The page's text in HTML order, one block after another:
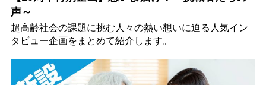
声～
超高齢社会の課題に挑む人々の熱い想いに迫る人気イン
タビュー企画をまとめて紹介します。